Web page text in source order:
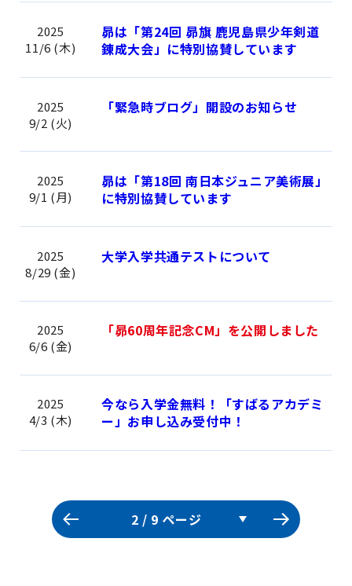
2025
11/6 (木)
昴は「第24回 昴旗 鹿児島県少年剣道
錬成大会」に特別協賛しています
2025
9/2 (火)
「緊急時ブログ」開設のお知らせ
2025
9/1 (月)
昴は「第18回 南日本ジュニア美術展」
に特別協賛しています
2025
8/29 (金)
大学入学共通テストについて
2025
6/6 (金)
「昴60周年記念CM」を公開しました
2025
4/3 (木)
今なら入学金無料！「すばるアカデミ
ー」お申し込み受付中！
2 / 9 ページ